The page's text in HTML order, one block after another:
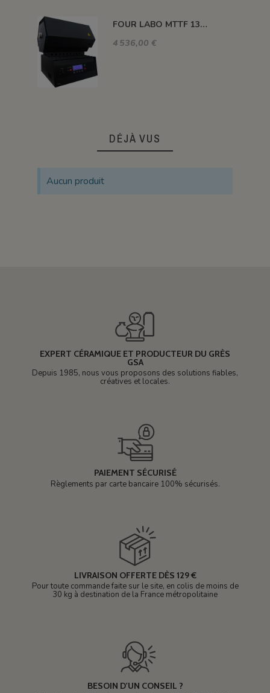
FOUR LABO MTTF 1300°C 450 MM Ø 50 MM
4 536,00 €
DÉJÀ VUS
Aucun produit
EXPERT CÉRAMIQUE ET PRODUCTEUR DU GRÈS
GSA
Depuis 1985, nous vous proposons des solutions fiables,
créatives et locales.
PAIEMENT SÉCURISÉ
Règlements par carte bancaire 100% sécurisés.
LIVRAISON OFFERTE DÈS 129 €
Pour toute commande faite sur le site, en colis de moins de
30 kg à destination de la France métropolitaine
BESOIN D'UN CONSEIL ?